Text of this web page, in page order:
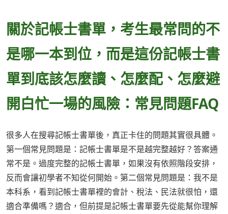
關於記帳士書單，考生最常問的不
是哪一本到位，而是這份記帳士書
單到底該怎麼讀、怎麼配、怎麼避
開白忙一場的風險：常見問題FAQ
很多人在搜尋記帳士書單後，真正卡住的問題其實很具體。
第一個常見問題是：記帳士書單是不是越完整越好？答案通
常不是。過度完整的記帳士書單，如果沒有依照階段安排，
反而會讓初學者不知從何開始。第二個常見問題是：我不是
本科系，看到記帳士書單裡的會計、稅法、民法就很怕，還
適合準備嗎？適合，但前提是記帳士書單要先從能幫你理解